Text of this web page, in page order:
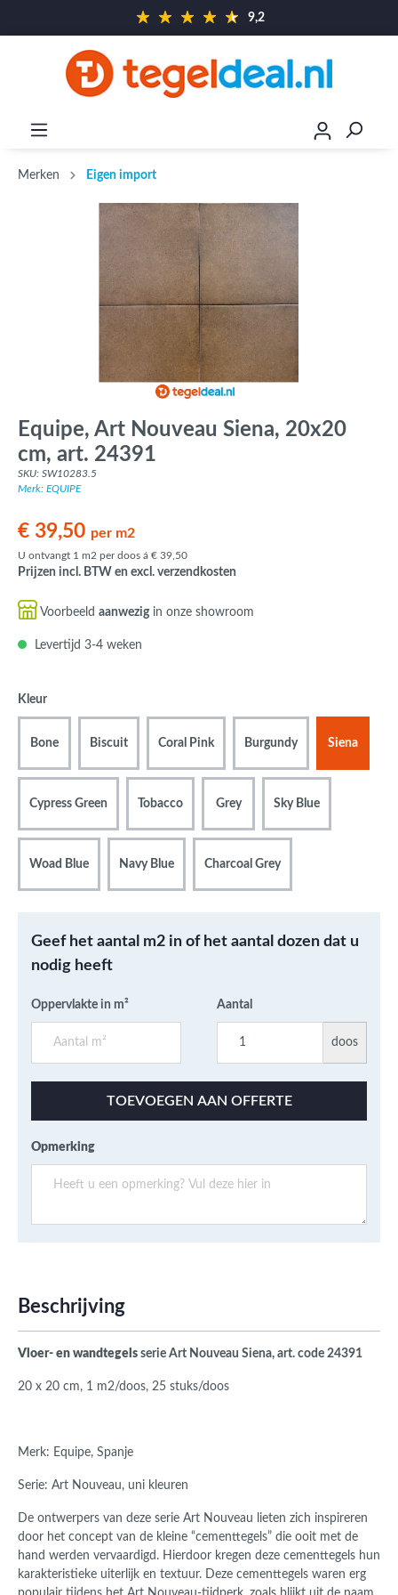
9,2
Merken Eigen import
Equipe, Art Nouveau Siena, 20x20
cm, art. 24391
SKU: SW10283.5
Merk: EQUIPE
€ 39,50 per m2
U ontvangt 1 m2 per doos á € 39,50
Prijzen incl. BTW en excl. verzendkosten
Voorbeeld aanwezigin onze showroom
Levertijd 3-4 weken
Kleur
Bone Biscuit Coral Pink Burgundy Siena
Cypress Green Tobacco Grey Sky Blue
Woad Blue Navy Blue Charcoal Grey
Geef het aantal m2 in of het aantal dozen dat u
nodig heeft
Oppervlakte in m² Aantal
doos
TOEVOEGEN AAN OFFERTE
Opmerking
Beschrijving
Vloer- en wandtegels serie Art Nouveau Siena, art. code 24391
20 x 20 cm, 1 m2/doos, 25 stuks/doos
Merk: Equipe, Spanje
Serie: Art Nouveau, uni kleuren
De ontwerpers van deze serie Art Nouveau lieten zich inspireren
door het concept van de kleine “cementtegels” die ooit met de
hand werden vervaardigd. Hierdoor kregen deze cementtegels hun
karakteristieke uiterlijk en textuur. Deze cementtegels waren erg